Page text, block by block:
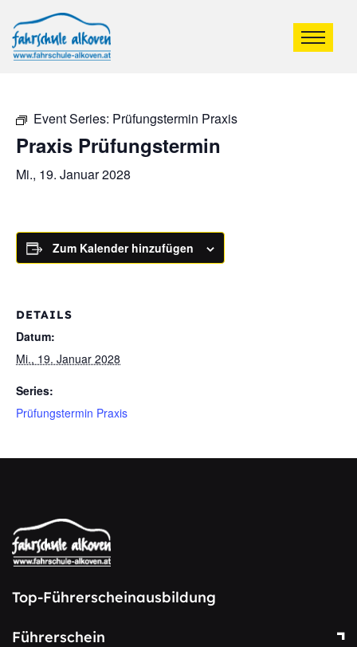
Event Series: Prüfungstermin Praxis
Praxis Prüfungstermin
Mi., 19. Januar 2028
Zum Kalender hinzufügen
DETAILS
Datum:
Mi., 19. Januar 2028
Series:
Prüfungstermin Praxis
Top-Führerscheinausbildung
Führerschein